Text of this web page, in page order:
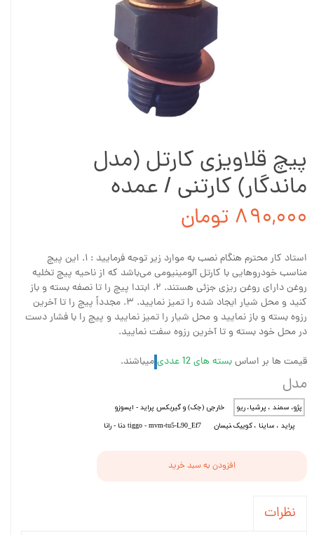
پیچ قلاویزی کارتل (مدل
ماندگار) کارتنی / عمده
۸۹۰,۰۰۰ تومان
استاد کار محترم هنگام نصب به موارد زیر توجه فرمایید : ۱. این پیچ
مناسب خودروهایی با کارتل آلومینیومی می‌باشد که از ناحیه پیچ تخلیه
روغن دارای روغن ریزی جزئی هستند. ۲. ابتدا پیچ را تا نصفه بسته و باز
کنید و محل شیار ایجاد شده را تمیز نمایید. ۳. مجدداً پیچ را تا آخرین
رزوه بسته و باز نمایید و محل شیار را تمیز نمایید و پیچ را با فشار دست
در محل خود بسته و تا آخرین رزوه سفت نمایید.
قیمت ها بر اساسبسته های 12 عددی میباشند.
مدل
پژو، سمند ، پرشیا، ریو
خارجی (جک) و گیربکس پراید - ایسوزو
پراید ، ساینا ، کوییک،نیسان
tiggo - mvm-tu5-L90_Ef7 دنا - رانا
افزودن به سبد خرید
نظرات